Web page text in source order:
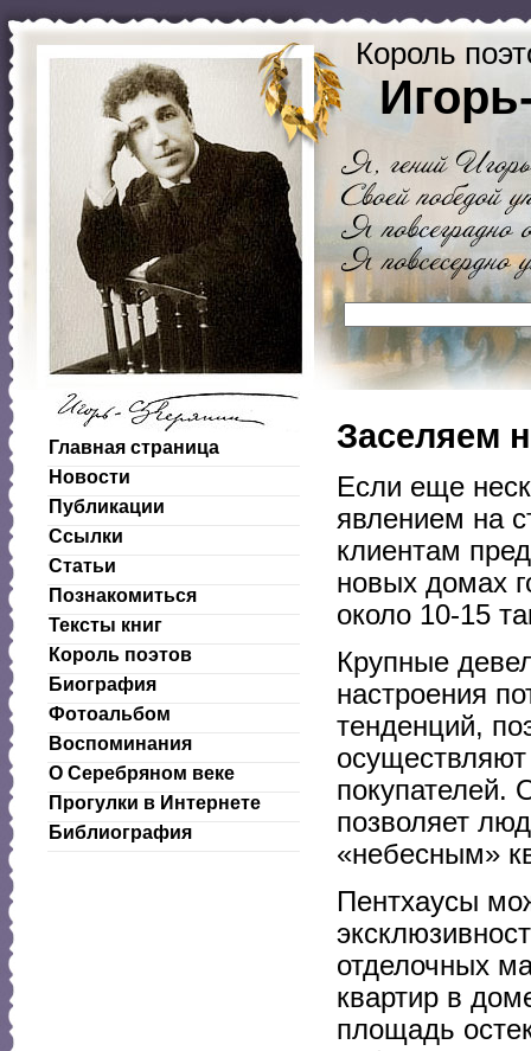
Король
Главная страница
Новости
Публикации
Ссылки
Статьи
Познакомиться
Тексты книг
Король поэтов
Биография
Фотоальбом
Воспоминания
О Серебряном веке
Прогулки в Интернете
Библиография
Заселяем
Если еще
явлением на
клиентам
новых домах
около 10-15
Крупные
настроения
тенденций,
покупателей.
позволяет
«небесным»
Пентхаусы
отделочных
квартир в
площадь